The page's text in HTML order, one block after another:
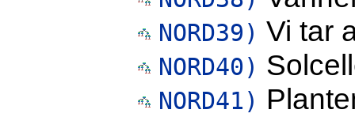
NORD39) Vi tar
NORD40)
NORD41)